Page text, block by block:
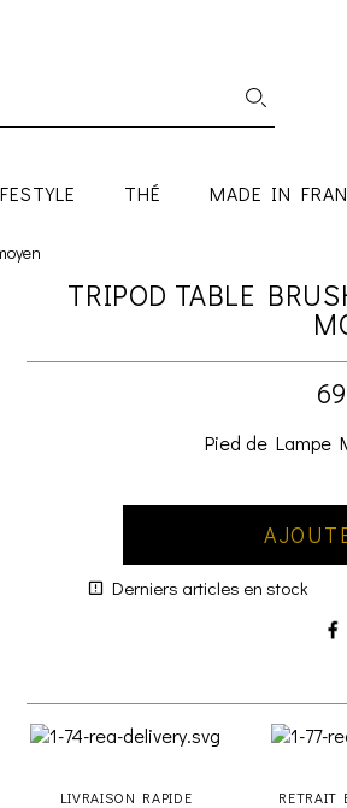
THÉ MADE IN
TRIPOD TABLE
Pied de Lampe
Derniers articles en stock
LIVRAISON RAPIDE RETRAIT